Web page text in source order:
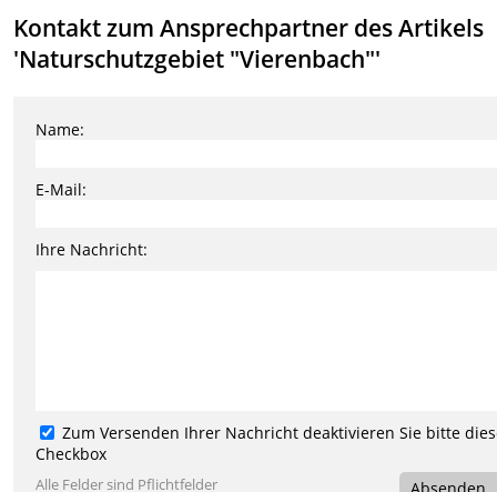
Kontakt zum Ansprechpartner des Artikels
'Naturschutzgebiet "Vierenbach"'
Name:
E-Mail:
Ihre Nachricht:
Zum Versenden Ihrer Nachricht deaktivieren Sie bitte
Checkbox
Alle Felder sind Pflichtfelder Absenden